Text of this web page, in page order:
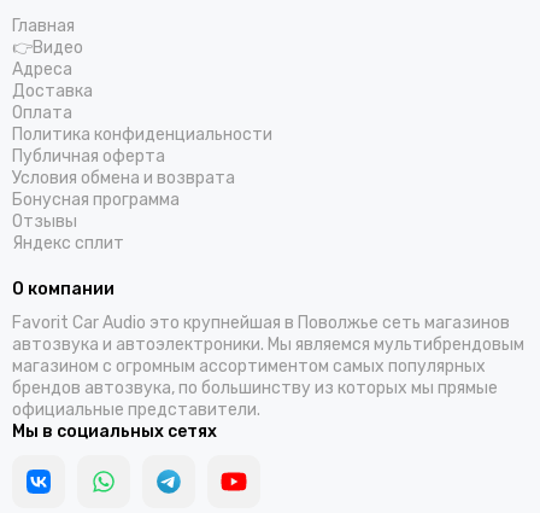
IDOL AUDIO
Ivolga
Incar
Infinity
Intego
JBL
JL Audio
JVC
Kicx
Kingz Audio
Light Audio
Madbit
MD.Lab
Главная
👉Видео
Адреса
Доставка
Оплата
Политика конфиденциальности
Публичная оферта
Условия обмена и возврата
Бонусная программа
Отзывы
Яндекс сплит
О компании
Favorit Car Audio это крупнейшая в Поволжье сеть магазинов
автозвука и автоэлектроники. Мы являемся мультибрендовым
магазином с огромным ассортиментом самых популярных
брендов автозвука, по большинству из которых мы прямые
официальные представители.
Мы в социальных сетях